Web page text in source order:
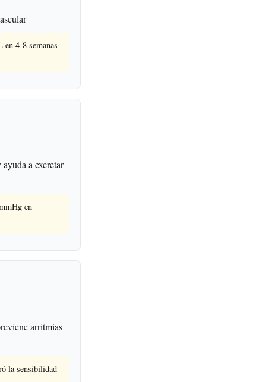
4-8 semanas
a excretar
en
arritmias
la sensibilidad